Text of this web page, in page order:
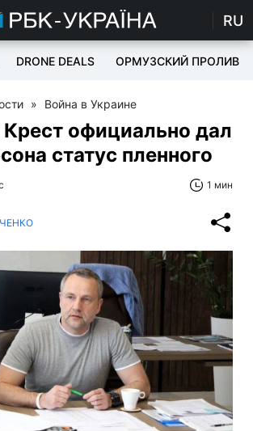
RU
DRONE DEALS ОРМУЗСКИЙ ПРОЛИВ
» Война в Украине
официально дал
статус пленного
1 мин